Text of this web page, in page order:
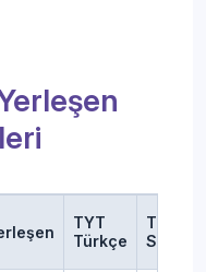
TYT
Türkçe
TYT
Sosyal